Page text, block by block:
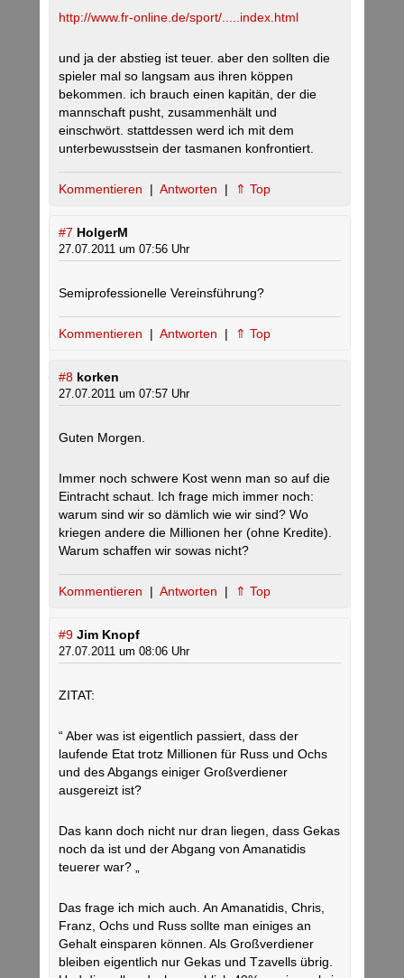
http://www.fr-online.de/sport/.....index.html
und ja der abstieg ist teuer. aber den sollten die
spieler mal so langsam aus ihren köppen
bekommen. ich brauch einen kapitän, der die
mannschaft pusht, zusammenhält und
einschwört. stattdessen werd ich mit dem
unterbewusstsein der tasmanen konfrontiert.
Kommentieren | Antworten | ⇑ Top
#7 HolgerM
27.07.2011 um 07:56 Uhr
Semiprofessionelle Vereinsführung?
Kommentieren | Antworten | ⇑ Top
#8 korken
27.07.2011 um 07:57 Uhr
Guten Morgen.
Immer noch schwere Kost wenn man so auf die
Eintracht schaut. Ich frage mich immer noch:
warum sind wir so dämlich wie wir sind? Wo
kriegen andere die Millionen her (ohne Kredite).
Warum schaffen wir sowas nicht?
Kommentieren | Antworten | ⇑ Top
#9 Jim Knopf
27.07.2011 um 08:06 Uhr
ZITAT:
“ Aber was ist eigentlich passiert, dass der
laufende Etat trotz Millionen für Russ und Ochs
und des Abgangs einiger Großverdiener
ausgereizt ist?
Das kann doch nicht nur dran liegen, dass Gekas
noch da ist und der Abgang von Amanatidis
teuerer war? „
Das frage ich mich auch. An Amanatidis, Chris,
Franz, Ochs und Russ sollte man einiges an
Gehalt einsparen können. Als Großverdiener
bleiben eigentlich nur Gekas und Tzavells übrig.